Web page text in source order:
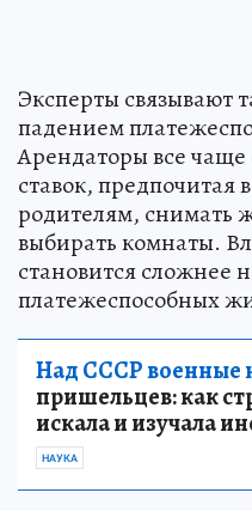
Эксперты связывают
падением
Арендаторы все чаще
ставок, предпочитая
родителям, снимать
выбирать комнаты.
становится сложнее
платежеспособных
Над СССР военные
пришельцев: как
искала и изучала
НАУКА